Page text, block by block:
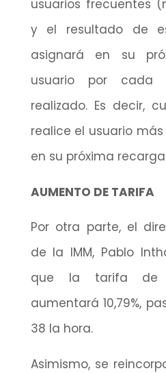
usuarios frecuentes
y el resultado de
asignará en su
usuario por cada
realizado. Es decir,
realice el usuario
en su próxima
AUMENTO DE TARIFA
Por otra parte, el
de la IMM, Pablo
que la tarifa de
aumentará 10,79%,
38 la hora.
Asimismo, se